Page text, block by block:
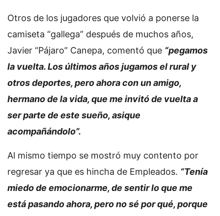
Otros de los jugadores que volvió a ponerse la
camiseta “gallega” después de muchos años,
Javier “Pájaro” Canepa, comentó que “pegamos
la vuelta. Los últimos años jugamos el rural y
otros deportes, pero ahora con un amigo,
hermano de la vida, que me invitó de vuelta a
ser parte de este sueño, asique
acompañándolo”.
Al mismo tiempo se mostró muy contento por
regresar ya que es hincha de Empleados. “Tenía
miedo de emocionarme, de sentir lo que me
está pasando ahora, pero no sé por qué, porque